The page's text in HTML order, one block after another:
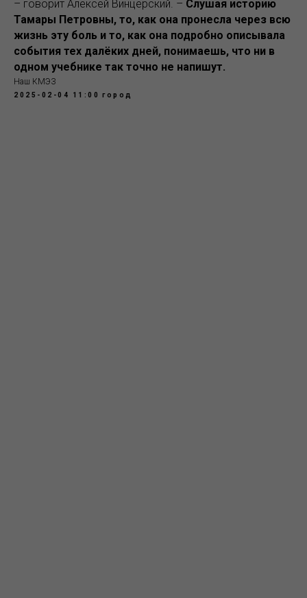
– говорит Алексей Винцерский. – Слушая историю
Тамары Петровны, то, как она пронесла через всю
жизнь эту боль и то, как она подробно описывала
события тех далёких дней, понимаешь, что ни в
одном учебнике так точно не напишут.
Наш КМЭЗ
2025-02-04 11:00 город